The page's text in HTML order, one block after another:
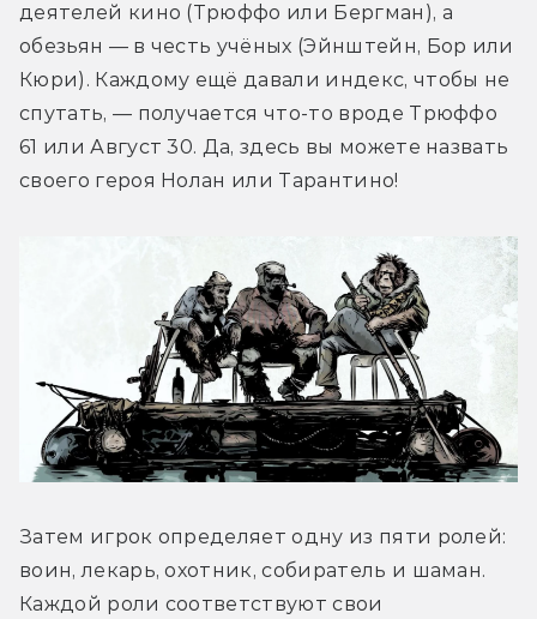
деятелей кино (Трюффо или Бергман), а
обезьян — в честь учёных (Эйнштейн, Бор или
Кюри). Каждому ещё давали индекс, чтобы не
спутать, — получается что-то вроде Трюффо
61 или Август 30. Да, здесь вы можете назвать
своего героя Нолан или Тарантино!
Затем игрок определяет одну из пяти ролей:
воин, лекарь, охотник, собиратель и шаман.
Каждой роли соответствуют свои